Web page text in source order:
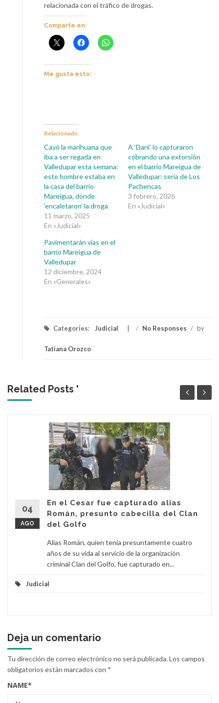
relacionada con el tráfico de drogas.
Comparte en:
Me gusta esto:
Relacionado
Cayó la marihuana que
iba a ser regada en
Valledupar esta semana:
este hombre estaba en
la casa del barrio
Mareigua, donde
‘encaletaron’ la droga
11 marzo, 2025
En «Judicial»
A ‘Dani’ lo capturaron
cobrando una extorsión
en el barrio Mareigua de
Valledupar: sería de Los
Pachencas
3 febrero, 2026
En «Judicial»
Pavimentarán vías en el
barrio Mareigua de
Valledupar
12 diciembre, 2024
En «Generales»
Categories: Judicial / No Responses / by
Tatiana Orozco
Related Posts '
04
AGO
En el Cesar fue capturado alias
Román, presunto cabecilla del Clan
del Golfo
Alias Román, quien tenía presuntamente cuatro
años de su vida al servicio de la organización
criminal Clan del Golfo, fue capturado en...
Judicial
Deja un comentario
Tu dirección de correo electrónico no será publicada.Los campos
obligatorios están marcados con *
NAME*